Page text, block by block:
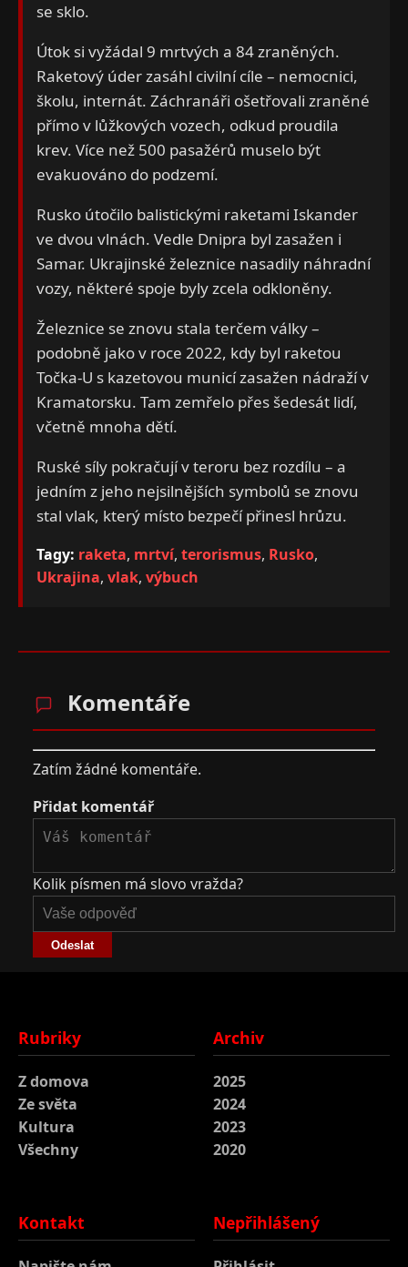
se sklo.
Útok si vyžádal 9 mrtvých a 84 zraněných.
Raketový úder zasáhl civilní cíle – nemocnici,
školu, internát. Záchranáři ošetřovali zraněné
přímo v lůžkových vozech, odkud proudila
krev. Více než 500 pasažérů muselo být
evakuováno do podzemí.
Rusko útočilo balistickými raketami Iskander
ve dvou vlnách. Vedle Dnipra byl zasažen i
Samar. Ukrajinské železnice nasadily náhradní
vozy, některé spoje byly zcela odkloněny.
Železnice se znovu stala terčem války –
podobně jako v roce 2022, kdy byl raketou
Točka-U s kazetovou municí zasažen nádraží v
Kramatorsku. Tam zemřelo přes šedesát lidí,
včetně mnoha dětí.
Ruské síly pokračují v teroru bez rozdílu – a
jedním z jeho nejsilnějších symbolů se znovu
stal vlak, který místo bezpečí přinesl hrůzu.
Tagy: raketa, mrtví, terorismus, Rusko,
Ukrajina, vlak, výbuch
Komentáře
Zatím žádné komentáře.
Přidat komentář
Kolik písmen má slovo vražda?
Odeslat
Rubriky
Z domova
Ze světa
Kultura
Všechny
Archiv
2025
2024
2023
2020
Kontakt Nepřihlášený